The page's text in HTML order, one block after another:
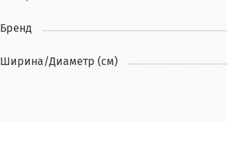
Бренд
Ширина/Диаметр (см)